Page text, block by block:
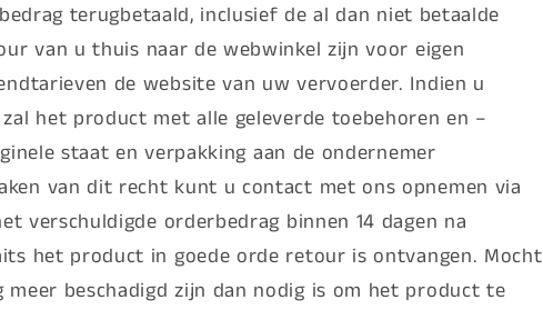
terugbetaald, inclusief de al dan niet betaalde
van u thuis naar de webwinkel zijn voor eigen
de website van uw vervoerder. Indien u
het product met alle geleverde toebehoren en –
staat en verpakking aan de ondernemer
van dit recht kunt u contact met ons opnemen via
verschuldigde orderbedrag binnen 14 dagen na
het product in goede orde retour is ontvangen. Mocht
beschadigd zijn dan nodig is om het product te